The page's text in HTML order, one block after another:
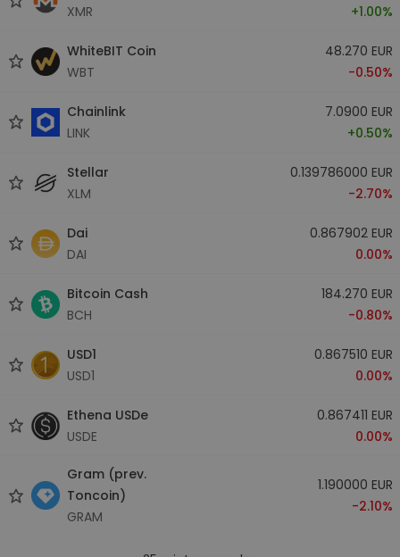
XMR
+1.00%
WhiteBIT Coin
WBT
48.270 EUR
-0.50%
Chainlink
LINK
7.0900 EUR
+0.50%
Stellar
XLM
0.139786000 EUR
-2.70%
Dai
DAI
0.867902 EUR
0.00%
Bitcoin Cash
BCH
184.270 EUR
-0.80%
USD1
USD1
0.867510 EUR
0.00%
Ethena USDe
USDE
0.867411 EUR
0.00%
Gram (prev.
Toncoin)
GRAM
1.190000 EUR
-2.10%